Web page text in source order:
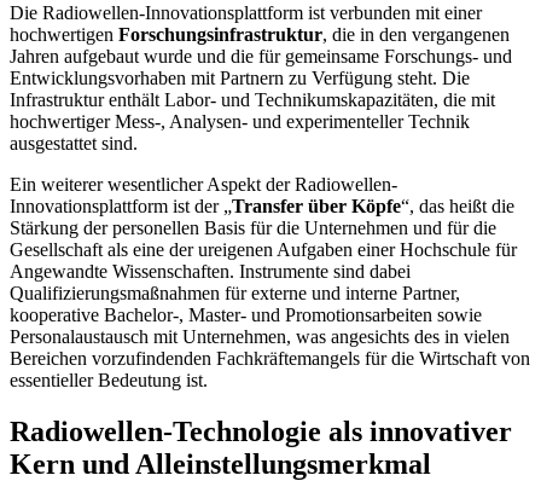
Die Radiowellen-Innovationsplattform ist verbunden mit einer
hochwertigen Forschungsinfrastruktur, die in den vergangenen
Jahren aufgebaut wurde und die für gemeinsame Forschungs- und
Entwicklungsvorhaben mit Partnern zu Verfügung steht. Die
Infrastruktur enthält Labor- und Technikumskapazitäten, die mit
hochwertiger Mess-, Analysen- und experimenteller Technik
ausgestattet sind.
Ein weiterer wesentlicher Aspekt der Radiowellen-
Innovationsplattform ist der „Transfer über Köpfe“, das heißt die
Stärkung der personellen Basis für die Unternehmen und für die
Gesellschaft als eine der ureigenen Aufgaben einer Hochschule für
Angewandte Wissenschaften. Instrumente sind dabei
Qualifizierungsmaßnahmen für externe und interne Partner,
kooperative Bachelor-, Master- und Promotionsarbeiten sowie
Personalaustausch mit Unternehmen, was angesichts des in vielen
Bereichen vorzufindenden Fachkräftemangels für die Wirtschaft von
essentieller Bedeutung ist.
Radiowellen-Technologie als innovativer
Kern und Alleinstellungsmerkmal